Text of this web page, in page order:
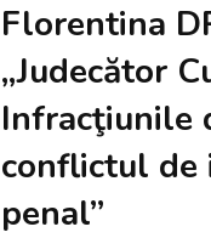
Florentina
„Judecător
Infracţiunile
conflictul de
penal”